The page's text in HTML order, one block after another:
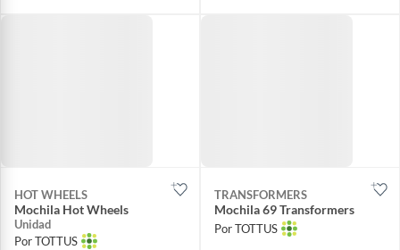
HOT WHEELS
Mochila Hot Wheels
Unidad
Por TOTTUS
TRANSFORMERS
Mochila 69 Transformers
Por TOTTUS